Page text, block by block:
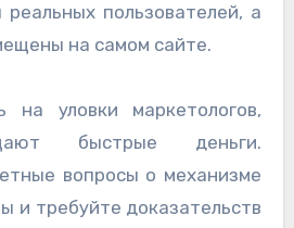
пользователей, а
на самом сайте.
на уловки маркетологов,
быстрые деньги.
вопросы о механизме
и требуйте доказательств